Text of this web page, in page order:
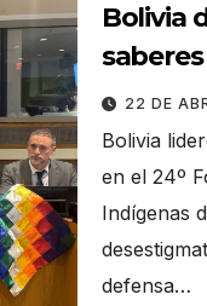
Bolivia
22 DE
Bolivia
en el 24º
Indígenas
defensa…